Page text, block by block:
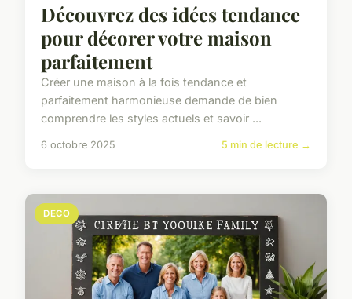
Découvrez des idées tendance
pour décorer votre maison
parfaitement
Créer une maison à la fois tendance et
parfaitement harmonieuse demande de bien
comprendre les styles actuels et savoir ...
6 octobre 2025 5 min de lecture →
DECO